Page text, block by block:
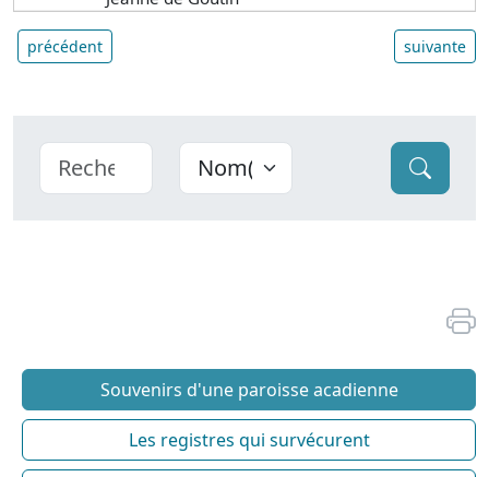
précédent suivante
Souvenirs d'une paroisse acadienne
Les registres qui survécurent